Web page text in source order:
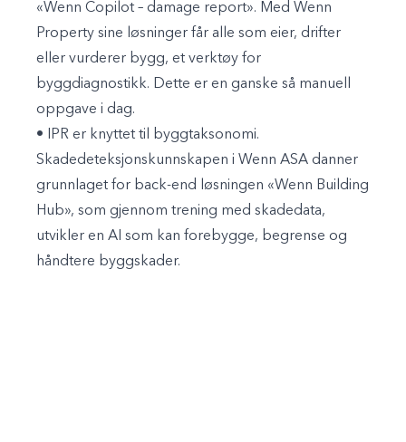
«Wenn Copilot – damage report». Med Wenn
Property sine løsninger får alle som eier, drifter
eller vurderer bygg, et verktøy for
byggdiagnostikk. Dette er en ganske så manuell
oppgave i dag.
• IPR er knyttet til byggtaksonomi.
Skadedeteksjonskunnskapen i Wenn ASA danner
grunnlaget for back-end løsningen «Wenn Building
Hub», som gjennom trening med skadedata,
utvikler en AI som kan forebygge, begrense og
håndtere byggskader.